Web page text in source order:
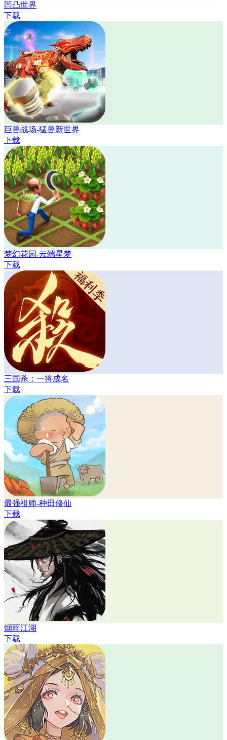
凹凸世界
下载
巨兽战场-猛兽新世界
下载
梦幻花园-云端星梦
下载
三国杀：一将成名
下载
最强祖师-种田修仙
下载
烟雨江湖
下载